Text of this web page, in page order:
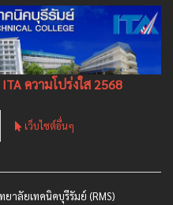
ITA ความโปร่งใส 2568
เว็บไซต์อื่นๆ
าลัยเทคนิคบุรีรัมย์ (RMS)